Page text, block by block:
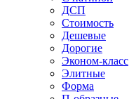
ДСП
Стоимость
Дешевые
Дорогие
Эконом-класс
Элитные
Форма